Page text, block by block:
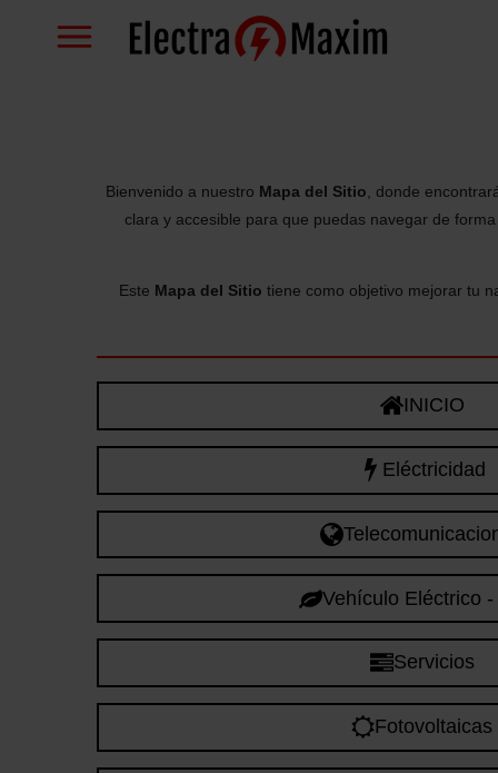
Bienvenido a nuestro Mapa del Sitio , donde
clara y accesible para que puedas navegar de
Este Mapa del Sitio tiene como objetivo mejorar tu
INICIO
Eléctricidad
Vehículo Eléctrico -
Servicios
Fotovoltaicas